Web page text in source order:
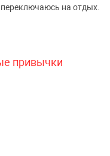
на отдых.
привычки